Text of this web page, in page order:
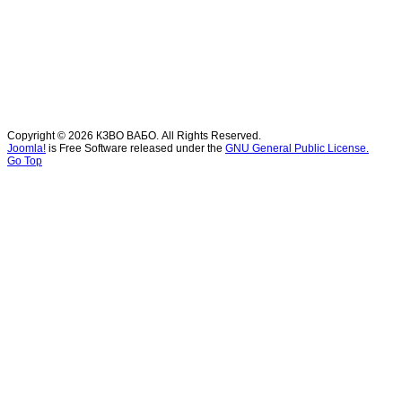
Copyright © 2026 КЗВО ВАБО. All Rights Reserved.
Joomla! is Free Software released under the GNU General Public License.
Go Top